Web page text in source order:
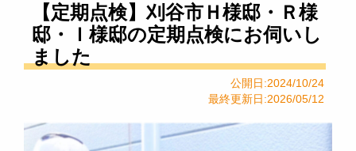
【定期点検】刈谷市Ｈ様邸・Ｒ様
邸・Ｉ様邸の定期点検にお伺いし
ました
公開日:2024/10/24
最終更新日:2026/05/12